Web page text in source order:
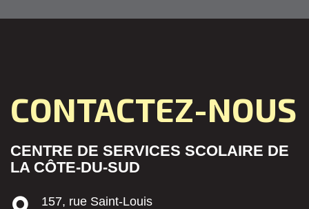
CONTACTEZ-NOUS
CENTRE DE SERVICES SCOLAIRE DE
LA CÔTE-DU-SUD
157, rue Saint-Louis